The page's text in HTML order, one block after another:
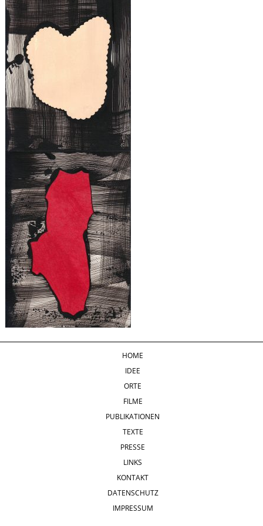
HOME
IDEE
ORTE
FILME
PUBLIKATIONEN
TEXTE
PRESSE
LINKS
KONTAKT
DATENSCHUTZ
IMPRESSUM